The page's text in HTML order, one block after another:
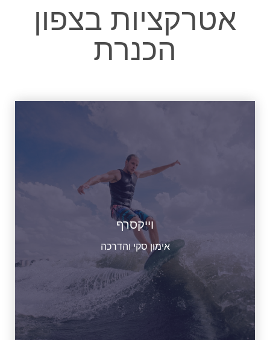
אטרקציות בצפון
הכנרת
וייקסרף
אימון סקי והדרכה